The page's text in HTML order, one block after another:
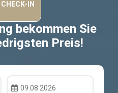
bekommen Sie
Preis!
09.08.2026